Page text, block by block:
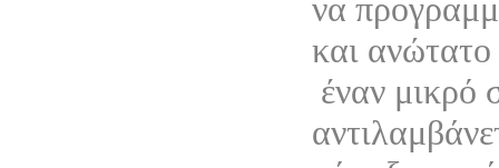
να
και ανώτατο
έναν μικρό